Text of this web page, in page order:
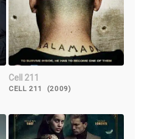
Cell 211
CELL 211 (2009)